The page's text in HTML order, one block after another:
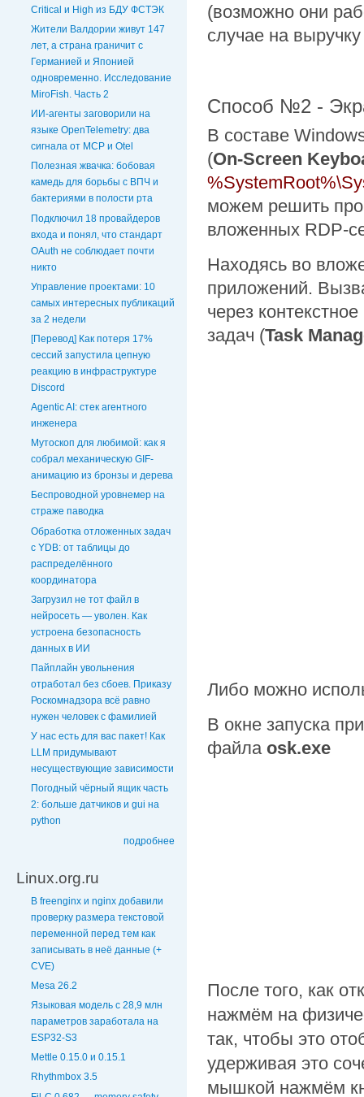
Critical и High из БДУ ФСТЭК
Жители Валдории живут 147
лет, а страна граничит с
Германией и Японией
одновременно. Исследование
MiroFish. Часть 2
ИИ-агенты заговорили на
языке OpenTelemetry: два
сигнала от MCP и Otel
Полезная жвачка: бобовая
камедь для борьбы с ВПЧ и
бактериями в полости рта
Подключил 18 провайдеров
входа и понял, что стандарт
OAuth не соблюдает почти
никто
Управление проектами: 10
самых интересных публикаций
за 2 недели
[Перевод] Как потеря 17%
сессий запустила цепную
реакцию в инфраструктуре
Discord
Agentic AI: стек агентного
инженера
Мутоскоп для любимой: как я
собрал механическую GIF-
анимацию из бронзы и дерева
Беспроводной уровнемер на
страже паводка
Обработка отложенных задач
c YDB: от таблицы до
распределённого
координатора
Загрузил не тот файл в
нейросеть — уволен. Как
устроена безопасность
данных в ИИ
Пайплайн увольнения
отработал без сбоев. Приказу
Роскомнадзора всё равно
нужен человек с фамилией
У нас есть для вас пакет! Как
LLM придумывают
несуществующие зависимости
Погодный чёрный ящик часть
2: больше датчиков и gui на
python
подробнее
Linux.org.ru
В freenginx и nginx добавили
проверку размера текстовой
переменной перед тем как
записывать в неё данные (+
CVE)
Mesa 26.2
Языковая модель с 28,9 млн
параметров заработала на
ESP32-S3
Mettle 0.15.0 и 0.15.1
Rhythmbox 3.5
(возможно они
случае на
Способ №2 -
В составе
(On-Screen
можем решить
вложенных RDP-
Находясь во
приложений.
через
задач (Task
Либо можно
В окне запуска
файла osk.exe
После того, как
нажмём на
так, чтобы это
удерживая это
мышкой нажмём